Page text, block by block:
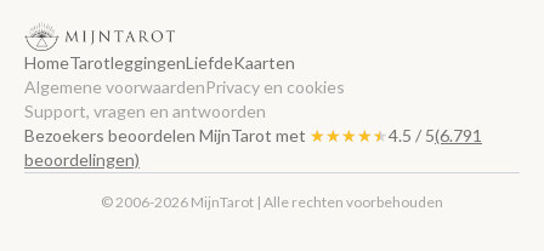
HomeTarotleggingenLiefdeKaarten
Algemene voorwaardenPrivacy en cookies
Support, vragen en antwoorden
Bezoekers beoordelen MijnTarot met ★★★★★
★★★★★4.5 / 5(6.791
beoordelingen)
© 2006-2026 MijnTarot | Alle rechten voorbehouden